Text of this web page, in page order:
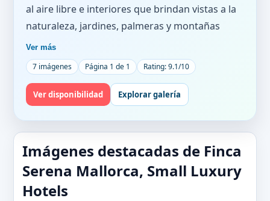
al aire libre e interiores que brindan vistas a la
naturaleza, jardines, palmeras y montañas
cercanas. Este alojamiento de 5 estrellas
destaca por sus piscinas rectangulares, tanto al
aire libre como interiores, que se encuentran
en un entorno rural y natural, ideal para
quienes buscan tranquilidad y contacto con el
sauna y hammam, complementando las
opciones de bienestar disponibles para los
huéspedes.
Ver más
7 imágenes Página 1 de 1 Rating: 9.1/10
Ver disponibilidad Explorar galería
Imágenes destacadas de Finca
Serena Mallorca, Small Luxury
Hotels